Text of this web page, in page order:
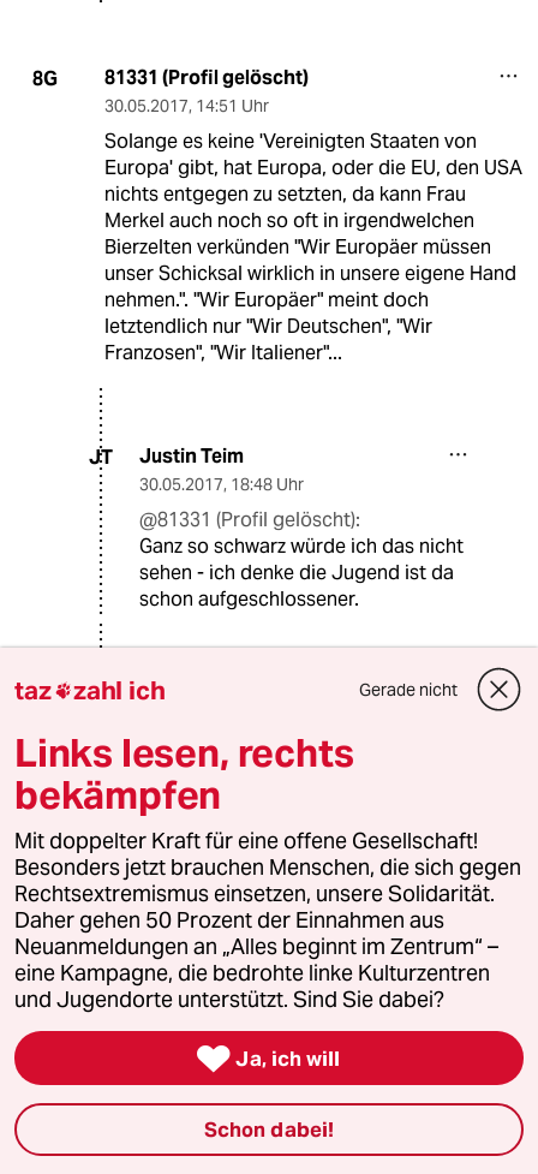
8G 81331 (Profil gelöscht)
30.05.2017, 14:51 Uhr
Solange es keine 'Vereinigten Staaten von
Europa' gibt, hat Europa, oder die EU, den USA
nichts entgegen zu setzten, da kann Frau
Merkel auch noch so oft in irgendwelchen
Bierzelten verkünden "Wir Europäer müssen
unser Schicksal wirklich in unsere eigene Hand
nehmen.". "Wir Europäer" meint doch
letztendlich nur "Wir Deutschen", "Wir
Franzosen", "Wir Italiener"...
JT Justin Teim
30.05.2017, 18:48 Uhr
@81331 (Profil gelöscht):
Ganz so schwarz würde ich das nicht
sehen - ich denke die Jugend ist da
schon aufgeschlossener.
8G 81331 (Profil gelöscht)
@Justin Teim:
...wollen wir's hoffen.
Rainer B.
30.05.2017,14:08 Uhr
Nun sollte man aber erst gar nicht so tun, als
ob Nationalismus und Europa jemals ein
Gegensatz war.
Nationalstaaten. Das sind kommunizierende
Röhren und keine Gegensätze. Die Politik
Europas ist nichts anderes als die Politik der
beteiligten Nationalstaaten auf europäischer
Ebene.
taz zahl ich Gerade nicht
Links lesen, rechts
bekämpfen
Mit doppelter Kraft für eine offene Gesellschaft!
Besonders jetzt brauchen Menschen, die sich gegen
Rechtsextremismus einsetzen, unsere Solidarität.
Daher gehen 50 Prozent der Einnahmen aus
Neuanmeldungen an „Alles beginnt im Zentrum“ –
eine Kampagne, die bedrohte linke Kulturzentren
und Jugendorte unterstützt. Sind Sie dabei?
 Ja, ich will
Schon dabei!